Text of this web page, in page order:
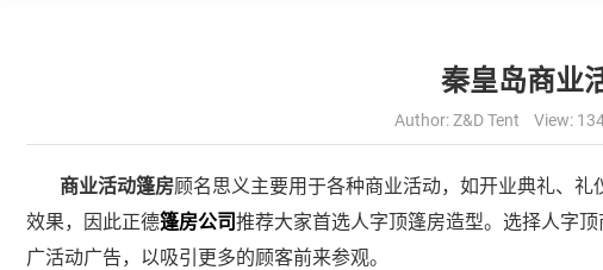
秦皇岛商业
Author: Z&D Tent View:
商业活动篷房顾名思义主要用于各种商业活动，如开业典礼、
效果，因此正德篷房公司推荐大家首选人字顶篷房造型。选择人字
广活动广告，以吸引更多的顾客前来参观。